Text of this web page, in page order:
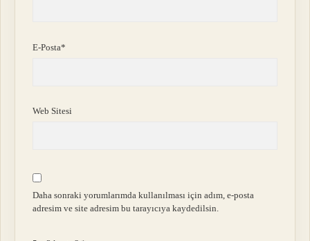
E-Posta*
Web Sitesi
Daha sonraki yorumlarımda kullanılması için adım, e-posta
adresim ve site adresim bu tarayıcıya kaydedilsin.